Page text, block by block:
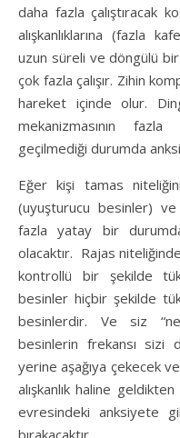
daha fazla çalıştıracak
alışkanlıklarına (fazla
uzun süreli ve döngülü
çok fazla çalışır. Zihin
hareket içinde olur.
mekanizmasının
geçilmediği durumda
Eğer kişi tamas
(uyuşturucu besinler)
fazla yatay bir
olacaktır. Rajas
kontrollü bir şekilde
besinler hiçbir şekilde
besinlerdir. Ve siz “ne
besinlerin frekansı sizi
yerine aşağıya çekecek
alışkanlık haline
evresindeki anksiyete